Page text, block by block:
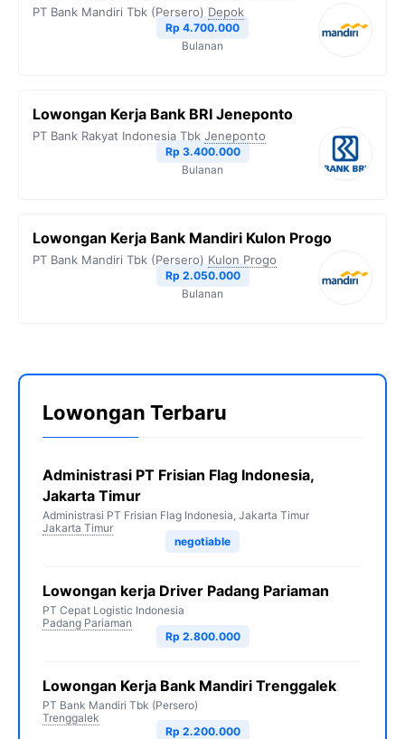
PT Bank Mandiri Tbk (Persero) Depok
Rp 4.700.000
Bulanan
Lowongan Kerja Bank BRI Jeneponto
PT Bank Rakyat Indonesia Tbk Jeneponto
Rp 3.400.000
Bulanan
Lowongan Kerja Bank Mandiri Kulon Progo
PT Bank Mandiri Tbk (Persero) Kulon Progo
Rp 2.050.000
Bulanan
Lowongan Terbaru
Administrasi PT Frisian Flag Indonesia,
Jakarta Timur
Administrasi PT Frisian Flag Indonesia, Jakarta Timur
Jakarta Timur
negotiable
Lowongan kerja Driver Padang Pariaman
PT Cepat Logistic Indonesia
Padang Pariaman
Rp 2.800.000
Lowongan Kerja Bank Mandiri Trenggalek
PT Bank Mandiri Tbk (Persero)
Trenggalek
Rp 2.200.000